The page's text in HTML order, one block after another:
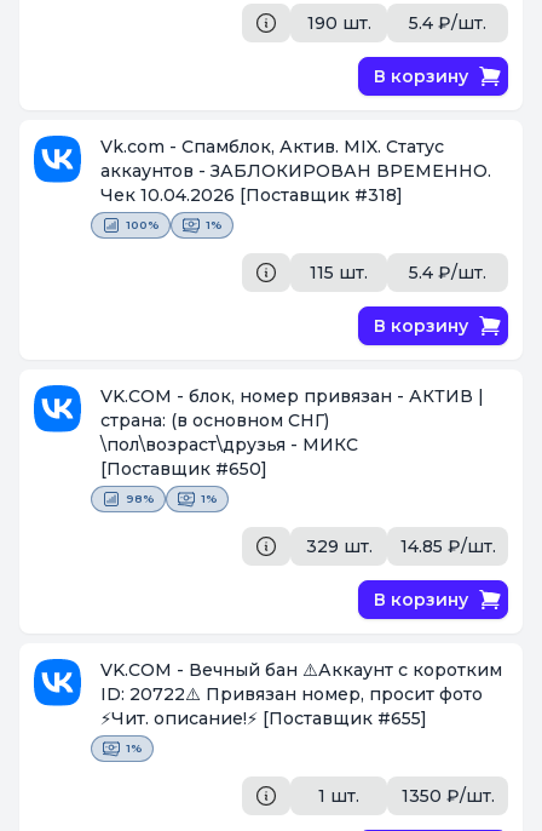
190 шт. 5.4 ₽/шт.
В корзину
Vk.com - Спамблок, Актив. MIX. Статус
аккаунтов - ЗАБЛОКИРОВАН ВРЕМЕННО.
Чек 10.04.2026 [Поставщик #318]
100% 1%
115 шт. 5.4 ₽/шт.
В корзину
VK.COM - блок, номер привязан - АКТИВ |
страна: (в основном СНГ)
\пол\возраст\друзья - МИКС
[Поставщик #650]
98% 1%
329 шт. 14.85 ₽/шт.
В корзину
VK.COM - Вечный бан ⚠️Аккаунт с коротким
ID: 20722⚠️ Привязан номер, просит фото
⚡️Чит. описание!⚡️ [Поставщик #655]
1%
1 шт. 1350 ₽/шт.